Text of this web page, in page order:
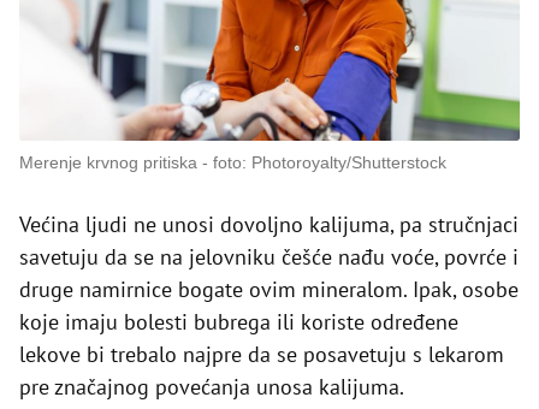
Merenje krvnog pritiska foto: Photoroyalty/Shutterstock
Većina ljudi ne unosi dovoljno kalijuma, pa stručnjaci
savetuju da se na jelovniku češće nađu voće, povrće i
druge namirnice bogate ovim mineralom. Ipak, osobe
koje imaju bolesti bubrega ili koriste određene
lekove bi trebalo najpre da se posavetuju s lekarom
pre značajnog povećanja unosa kalijuma.